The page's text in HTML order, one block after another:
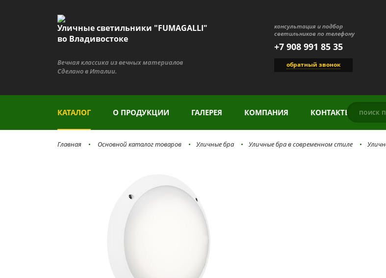
Уличные светильники "FUMAGALLI"
во Владивостоке
Вечная классика из вечных материалов
Сделано в Италии.
консультация и подбор
светильников по телефону
+7 908 991 85 35
обратный звонок
КАТАЛОГ О ПРОДУКЦИИ ГАЛЕРЕЯ КОМПАНИЯ КОНТАКТЫ
Главная Основной каталог товаров Уличные бра Уличные бра в современном стиле